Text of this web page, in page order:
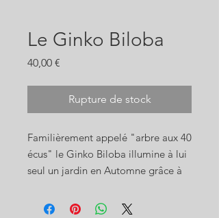
Le Ginko Biloba
40,00 €
Rupture de stock
Familièrement appelé "arbre aux 40
écus" le Ginko Biloba illumine à lui
seul un jardin en Automne grâce à
Arbre de grande envergure 10